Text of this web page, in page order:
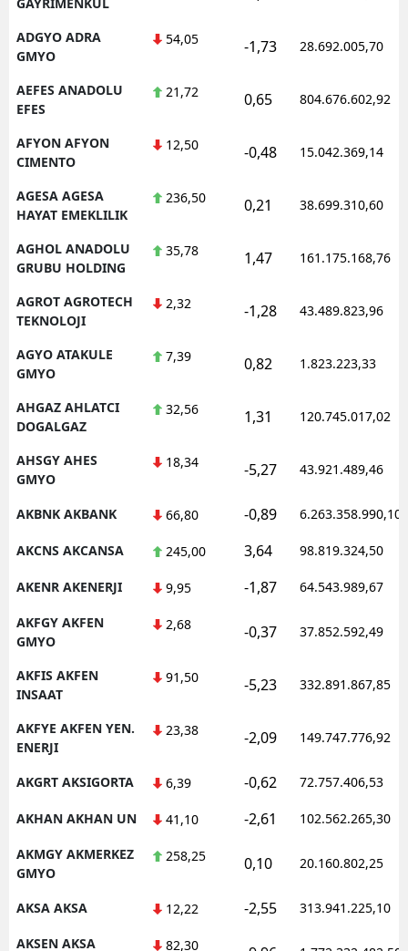
ADGYO ADRA
GMYO
54,05 -1,73 28.692.005,70
AEFES ANADOLU
EFES
21,72 0,65 804.676.602,92
AFYON AFYON
CIMENTO
12,50 -0,48 15.042.369,14
AGESA AGESA
HAYAT EMEKLILIK
236,50 0,21 38.699.310,60
AGHOL ANADOLU
GRUBU HOLDING
35,78 1,47 161.175.168,76
AGROT AGROTECH
TEKNOLOJI
2,32 -1,28 43.489.823,96
AGYO ATAKULE
GMYO
7,39 0,82 1.823.223,33
AHGAZ AHLATCI
DOGALGAZ
32,56 1,31 120.745.017,02
AHSGY AHES
GMYO
18,34 -5,27 43.921.489,46
AKBNK AKBANK 66,80 -0,89 6.263.358.990,10
AKCNS AKCANSA 245,00 3,64 98.819.324,50
AKENR AKENERJI 9,95 -1,87 64.543.989,67
AKFGY AKFEN
GMYO
2,68 -0,37 37.852.592,49
AKFIS AKFEN
INSAAT
91,50 -5,23 332.891.867,85
AKFYE AKFEN YEN.
ENERJI
23,38 -2,09 149.747.776,92
AKGRT AKSIGORTA 6,39 -0,62 72.757.406,53
AKHAN AKHAN UN 41,10 -2,61 102.562.265,30
AKMGY AKMERKEZ
GMYO
258,25 0,10 20.160.802,25
AKSA AKSA 12,22 -2,55 313.941.225,10
AKSEN AKSA 82,30